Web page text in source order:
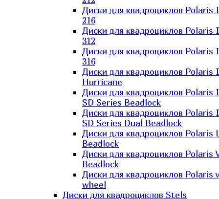
Диски для квадроциклов Polaris
216
Диски для квадроциклов Polaris
312
Диски для квадроциклов Polaris
316
Диски для квадроциклов Polaris
Hurricane
Диски для квадроциклов Polaris
SD Series Beadlock
Диски для квадроциклов Polaris
SD Series Dual Beadlock
Диски для квадроциклов Polaris
Beadlock
Диски для квадроциклов Polaris
Beadlock
Диски для квадроциклов Polaris
wheel
Диски для квадроциклов Stels